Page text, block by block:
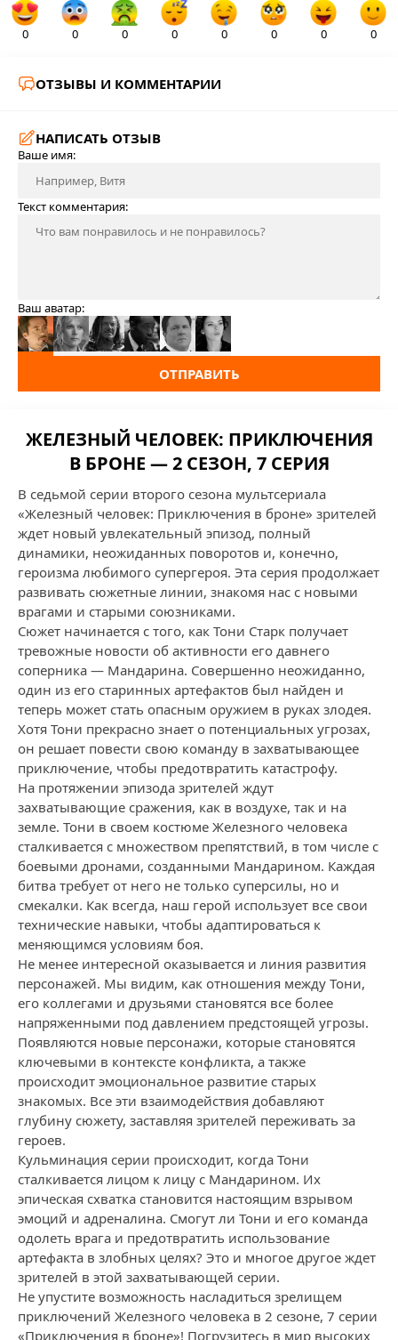
0 0 0 0 0 0 0 0
ОТЗЫВЫ И КОММЕНТАРИИ
НАПИСАТЬ ОТЗЫВ
Ваше имя:
Текст комментария:
Ваш аватар:
ОТПРАВИТЬ
ЖЕЛЕЗНЫЙ ЧЕЛОВЕК: ПРИКЛЮЧЕНИЯ
В БРОНЕ — 2 СЕЗОН, 7 СЕРИЯ
В седьмой серии второго сезона мультсериала
«Железный человек: Приключения в броне» зрителей
ждет новый увлекательный эпизод, полный
динамики, неожиданных поворотов и, конечно,
героизма любимого супергероя. Эта серия продолжает
развивать сюжетные линии, знакомя нас с новыми
врагами и старыми союзниками.
Сюжет начинается с того, как Тони Старк получает
тревожные новости об активности его давнего
соперника — Мандарина. Совершенно неожиданно,
один из его старинных артефактов был найден и
теперь может стать опасным оружием в руках злодея.
Хотя Тони прекрасно знает о потенциальных угрозах,
он решает повести свою команду в захватывающее
приключение, чтобы предотвратить катастрофу.
На протяжении эпизода зрителей ждут
захватывающие сражения, как в воздухе, так и на
земле. Тони в своем костюме Железного человека
сталкивается с множеством препятствий, в том числе с
боевыми дронами, созданными Мандарином. Каждая
битва требует от него не только суперсилы, но и
смекалки. Как всегда, наш герой использует все свои
технические навыки, чтобы адаптироваться к
меняющимся условиям боя.
Не менее интересной оказывается и линия развития
персонажей. Мы видим, как отношения между Тони,
его коллегами и друзьями становятся все более
напряженными под давлением предстоящей угрозы.
Появляются новые персонажи, которые становятся
ключевыми в контексте конфликта, а также
происходит эмоциональное развитие старых
знакомых. Все эти взаимодействия добавляют
глубину сюжету, заставляя зрителей переживать за
героев.
Кульминация серии происходит, когда Тони
сталкивается лицом к лицу с Мандарином. Их
эпическая схватка становится настоящим взрывом
эмоций и адреналина. Смогут ли Тони и его команда
одолеть врага и предотвратить использование
артефакта в злобных целях? Это и многое другое ждет
зрителей в этой захватывающей серии.
Не упустите возможность насладиться зрелищем
приключений Железного человека в 2 сезоне, 7 серии
«Приключения в броне»! Погрузитесь в мир высоких